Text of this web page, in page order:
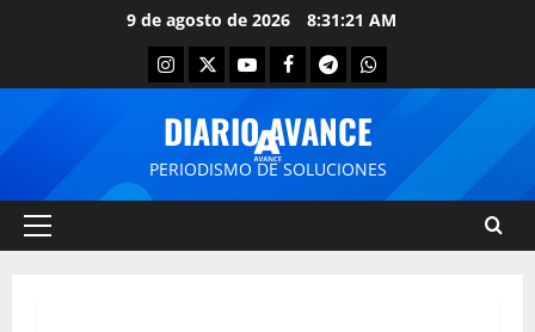
9 de agosto de 2026 8:31:21 AM
DIARIO AVANCE
PERIODISMO DE SOLUCIONES